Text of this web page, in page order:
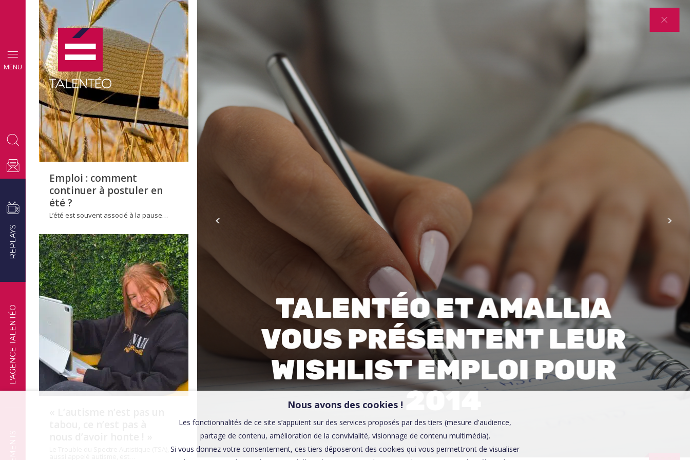
MENU
L'AGENCE TALENTÉO
REPLAYS
CONSEILS
EMPLOI
Emploi : comment
continuer à postuler en
été ?
L’été est souvent associé à la pause…
TÉMOIGNAGES
TALENTÉO ET AMALLIA
VOUS PRÉSENTENT LEUR
WISHLIST EMPLOI POUR
2014
00:00
Nous avons des cookies !
Les fonctionnalités de ce site s’appuient sur des services proposés par des tiers (mesure d'audience,
partage de contenu, amélioration de la convivialité, visionnage de contenu multimédia).
Si vous donnez votre consentement, ces tiers déposeront des cookies qui vous permettront de visualiser